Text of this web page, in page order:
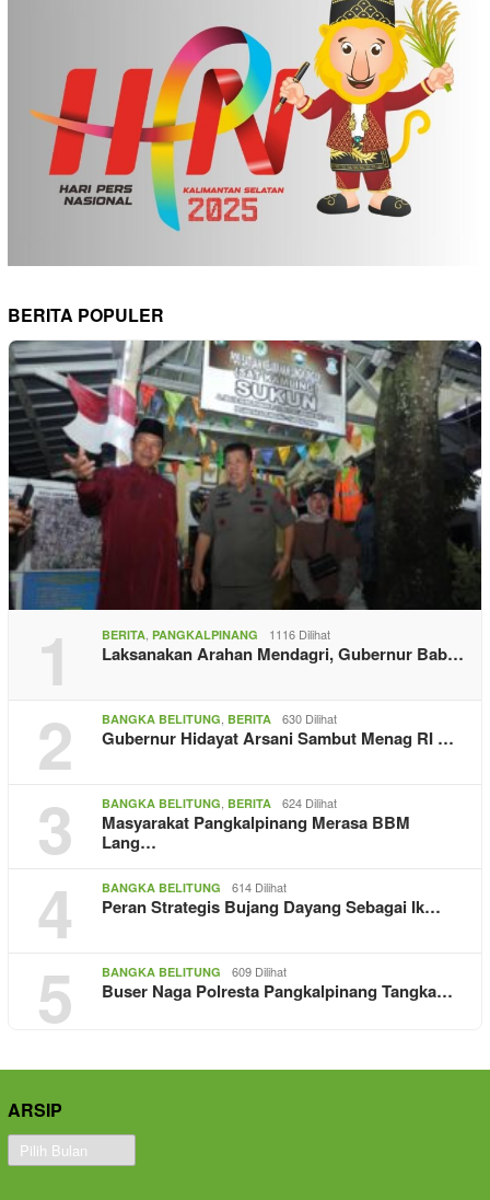
BERITA POPULER
1 BERITA PANGKALPINANG 1116 Dilihat
Laksanakan Arahan Mendagri, Gubernur Bab…
2 BANGKA BELITUNG BERITA 630 Dilihat
Gubernur Hidayat Arsani Sambut Menag RI …
3 BANGKA BELITUNG BERITA 624 Dilihat
Masyarakat Pangkalpinang Merasa BBM
Lang…
4 BANGKA BELITUNG 614 Dilihat
Peran Strategis Bujang Dayang Sebagai Ik…
5 BANGKA BELITUNG 609 Dilihat
Buser Naga Polresta Pangkalpinang Tangka…
ARSIP
Arsip